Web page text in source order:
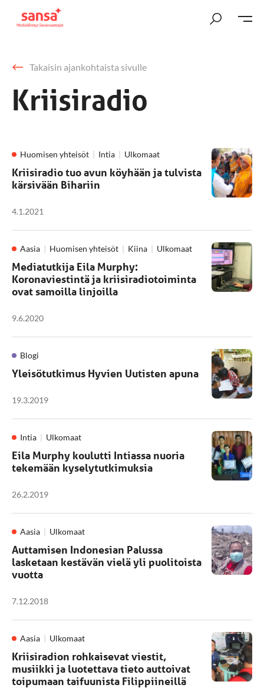
Takaisin ajankohtaista sivulle
Kriisiradio
Huomisen yhteisöt Intia Ulkomaat
Kriisiradio tuo avun köyhään ja tulvista
kärsivään Bihariin
4.1.2021
Aasia Huomisen yhteisöt Kiina Ulkomaat
Mediatutkija Eila Murphy:
Koronaviestintä ja kriisiradiotoiminta
ovat samoilla linjoilla
9.6.2020
Blogi
Yleisötutkimus Hyvien Uutisten apuna
19.3.2019
Intia Ulkomaat
Eila Murphy koulutti Intiassa nuoria
tekemään kyselytutkimuksia
26.2.2019
Aasia Ulkomaat
Auttamisen Indonesian Palussa
lasketaan kestävän vielä yli puolitoista
vuotta
7.12.2018
Aasia Ulkomaat
Kriisiradion rohkaisevat viestit,
musiikki ja luotettava tieto auttoivat
toipumaan taifuunista Filippiineillä